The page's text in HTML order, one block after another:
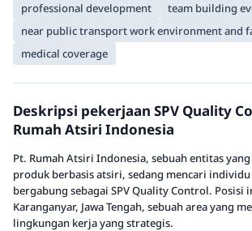
professional development
team building
near public transport work environment and
medical coverage
Deskripsi pekerjaan SPV Quality
Rumah Atsiri Indonesia
Pt. Rumah Atsiri Indonesia, sebuah entitas
produk berbasis atsiri, sedang mencari
bergabung sebagai SPV Quality Control. Posisi
Karanganyar, Jawa Tengah, sebuah area yang
lingkungan kerja yang strategis.